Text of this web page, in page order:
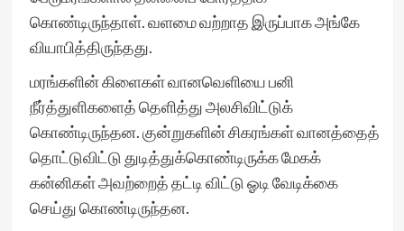
கொண்டிருந்தாள். வளமை வற்றாத இருப்பாக அங்கே
வியாபித்திருந்தது.
மரங்களின் கிளைகள் வானவெளியை பனி
நீர்த்துளிகளைத் தெளித்து அலசிவிட்டுக்
கொண்டிருந்தன. குன்றுகளின் சிகரங்கள் வானத்தைத்
தொட்டுவிட்டு துடித்துக்கொண்டிருக்க மேகக்
கன்னிகள் அவற்றைத் தட்டி விட்டு ஓடி வேடிக்கை
செய்து கொண்டிருந்தன.